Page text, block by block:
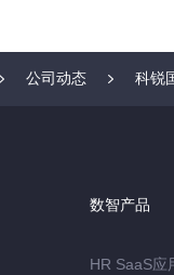
公司动态 科锐
数智产品
HR SaaS应